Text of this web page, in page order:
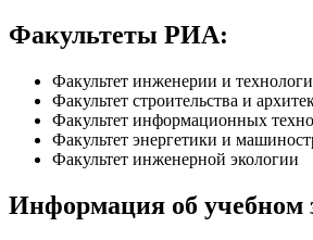
Факультеты РИА:
Факультет инженерии и
Факультет строительства и
Факультет информационных
Факультет энергетики и
Факультет инженерной экологии
Информация об учебном